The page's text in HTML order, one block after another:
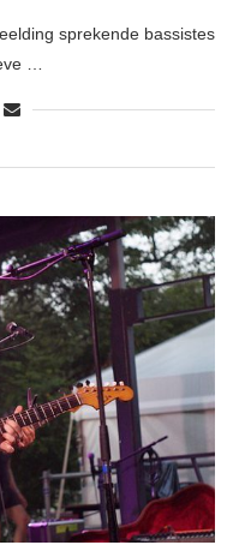
sprekende bassistes
…